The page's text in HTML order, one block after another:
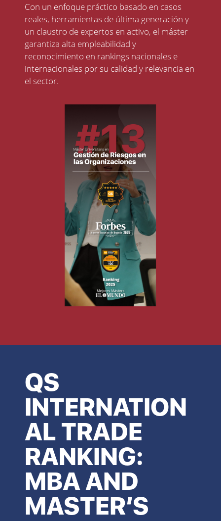
Con un enfoque práctico basado en casos
reales, herramientas de última generación y
un claustro de expertos en activo, el máster
garantiza alta empleabilidad y
reconocimiento en rankings nacionales e
internacionales por su calidad y relevancia en
el sector.
QS
INTERNATION
AL TRADE
RANKING:
MBA AND
MASTER’S